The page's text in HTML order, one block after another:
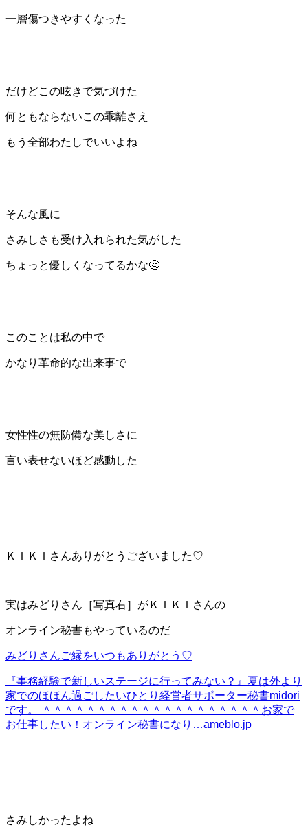
一層傷つきやすくなった
だけどこの呟きで気づけた
何ともならないこの乖離さえ
もう全部わたしでいいよね
そんな風に
さみしさも受け入れられた気がした
ちょっと優しくなってるかな🤔
このことは私の中で
かなり革命的な出来事で
女性性の無防備な美しさに
言い表せないほど感動した
ＫＩＫＩさんありがとうございました♡
実はみどりさん［写真右］がＫＩＫＩさんの
オンライン秘書もやっているのだ
みどりさんご縁をいつもありがとう♡
『事務経験で新しいステージに行ってみない？』 夏は外より
家でのほほん過ごしたいひとり経営者サポーター秘書midori
です。 ＾＾＾＾＾＾＾＾＾＾＾＾＾＾＾＾＾＾＾＾お家で
お仕事したい！オンライン秘書になり…ameblo.jp
さみしかったよね